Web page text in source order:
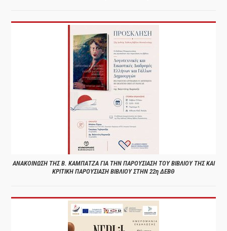
ΑΝΑΚΟΙΝΩΣΗ ΤΗΣ Β. ΚΑΜΠΑΤΖΑ ΓΙΑ ΤΗΝ ΠΑΡΟΥΣΙΑΣΗ ΤΟΥ ΒΙΒΛΙΟΥ ΤΗΣ ΚΑΙ
ΚΡΙΤΙΚΗ ΠΑΡΟΥΣΙΑΣΗ ΒΙΒΛΙΟΥ ΣΤΗΝ 22η ΔΕΒΘ